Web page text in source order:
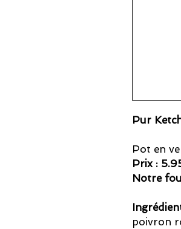
Pur
Pot en
Prix :
Notre
poivron